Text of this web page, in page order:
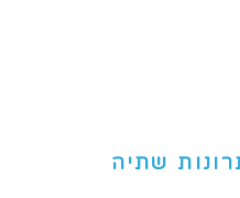
שתיה